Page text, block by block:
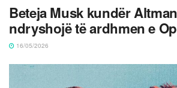
Beteja Musk kundër
ndryshojë të ardhmen e
16/05/2026